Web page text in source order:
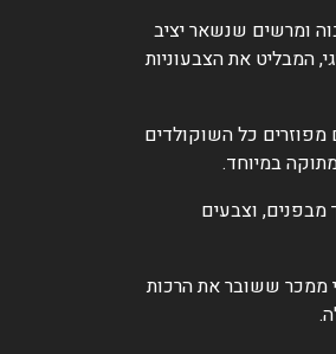
ומרשים שנשאר יציב
המבליט את הצבעוניות
כל השוקולדים
במיוחד.
מבפנים, וצבעים
ממכר ששובר את הרכות